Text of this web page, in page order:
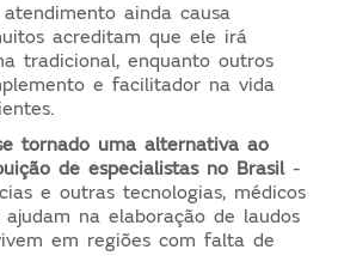
ainda causa
acreditam que ele irá
tradicional, enquanto outros
e facilitador na vida
tornado uma alternativa ao
de especialistas no Brasil -
e outras tecnologias, médicos
na elaboração de laudos
em regiões com falta de